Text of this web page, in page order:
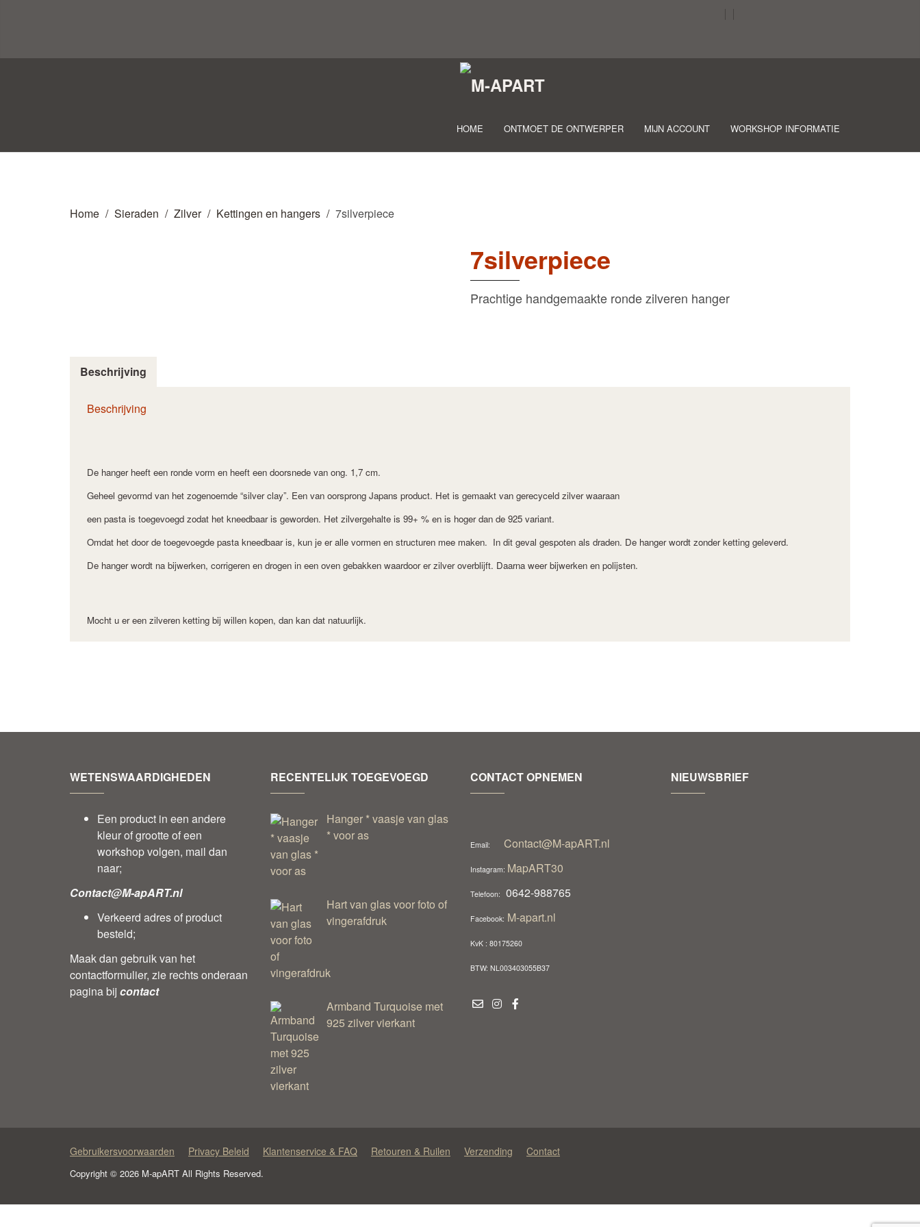
HOME ONTMOET DE ONTWERPER MIJN ACCOUNT WORKSHOP INFORMATIE
Home Sieraden Zilver Kettingen en hangers 7silverpiece
7silverpiece
Prachtige handgemaakte ronde zilveren hanger
Beschrijving
Beschrijving
De hanger heeft een ronde vorm en heeft een doorsnede van ong. 1,7 cm.
Geheel gevormd van het zogenoemde “silver clay”. Een van oorsprong Japans product. Het is gemaakt van gerecyceld zilver waaraan
een pasta is toegevoegd zodat het kneedbaar is geworden. Het zilvergehalte is 99+ % en is hoger dan de 925 variant.
Omdat het door de toegevoegde pasta kneedbaar is, kun je er alle vormen en structuren mee maken. In dit geval gespoten als draden. De hanger wordt zonder ketting geleverd.
De hanger wordt na bijwerken, corrigeren en drogen in een oven gebakken waardoor er zilver overblijft. Daarna weer bijwerken en polijsten.
Mocht u er een zilveren ketting bij willen kopen, dan kan dat natuurlijk.
WETENSWAARDIGHEDEN
Een product in een andere
kleur of grootte of een
workshop volgen, mail dan
naar;
Contact@M-apART.nl
Verkeerd adres of product
besteld;
Maak dan gebruik van het
contactformulier, zie rechts onderaan
pagina bij contact
RECENTELIJK TOEGEVOEGD
Hanger * vaasje van glas
* voor as
Hart van glas voor foto of
vingerafdruk
Armband Turquoise met
925 zilver vierkant
CONTACT OPNEMEN
Email: Contact@M-apART.nl
Instagram: MapART30
Telefoon: 0642-988765
Facebook: M-apart.nl
KvK : 80175260
BTW: NL003403055B37
NIEUWSBRIEF
Gebruikersvoorwaarden Privacy Beleid Klantenservice & FAQ Retouren & Ruilen Verzending Contact
Copyright © 2026 M-apART All Rights Reserved.